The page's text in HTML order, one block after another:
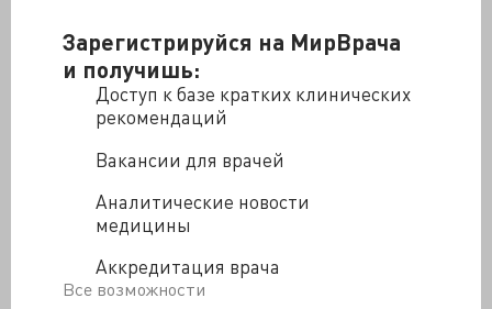
Зарегистрируйся на МирВрача
и получишь:
Доступ к базе кратких клинических
рекомендаций
Вакансии для врачей
Аналитические новости
медицины
Аккредитация врача
Все возможности
это чувство описывали альпинисты, поднимающиеся
выше 6000 метров. Считается, что это происходит из-
за усталости и недостатка кислорода.
завязанными глазами предложили руководить
механической рукой-роботом (хозяином). Им можно
было двигать и в то же самое время другой робот
(раб) трогал спину. В начале все шло прекрасно, но
затем, прикосновение второго робота стало
потихоньку запаздывать. И когда он стал